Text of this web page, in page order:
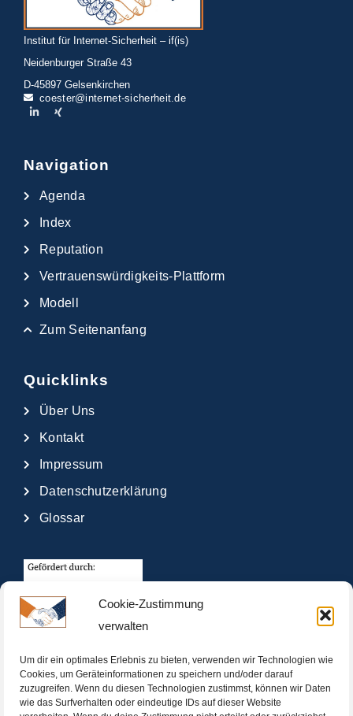
Cookie-Zustimmung
verwalten
Um dir ein optimales Erlebnis zu bieten, verwenden wir Technologien wie
Cookies, um Geräteinformationen zu speichern und/oder darauf
zuzugreifen. Wenn du diesen Technologien zustimmst, können wir Daten
wie das Surfverhalten oder eindeutige IDs auf dieser Website
Institut für Internet-Sicherheit – if(is)
Neidenburger Straße 43
D-45897 Gelsenkirchen
coester@internet-sicherheit.de
Navigation
Agenda
Index
Reputation
Vertrauenswürdigkeits-Plattform
Modell
Zum Seitenanfang
Quicklinks
Über Uns
Kontakt
Impressum
Datenschutzerklärung
Glossar